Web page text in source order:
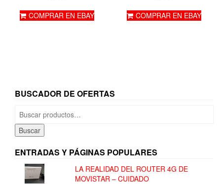
COMPRAR EN EBAY COMPRAR EN EBAY
BUSCADOR DE OFERTAS
por:
Buscar
ENTRADAS Y PÁGINAS POPULARES
LA REALIDAD DEL ROUTER 4G DE
MOVISTAR – CUIDADO